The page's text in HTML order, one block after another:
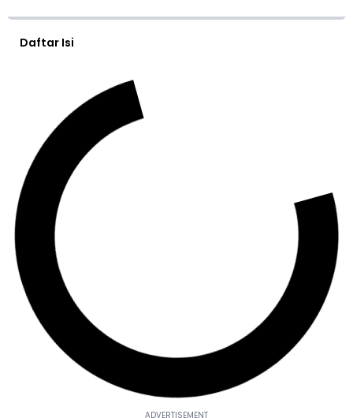
Daftar Isi